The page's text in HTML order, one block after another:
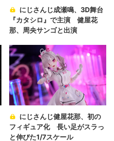
にじさんじ成瀬鳴、3D舞台
『カタシロ』で主演 健屋花
那、周央サンゴと出演
にじさんじ健屋花那、初の
フィギュア化 長い足がスラっ
と伸びた1/7スケール